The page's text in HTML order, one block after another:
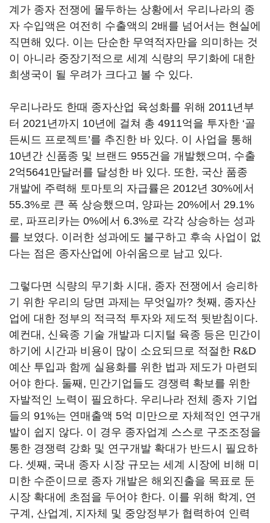
계가 종자 전쟁에 몰두하는 상황에서 우리나라의 종
자 수입액은 여전히 수출액의 2배를 넘어서는 현실에
직면해 있다. 이는 단순한 무역적자만을 의미하는 것
이 아니라 중장기적으로 세계 식량의 무기화에 대한
희생국이 될 우려가 크다고 볼 수 있다.
우리나라도 한때 종자산업 육성화를 위해 2011년부
터 2021년까지 10년에 걸쳐 총 4911억을 투자한 ‘골
든씨드 프로젝트’를 추진한 바 있다. 이 사업을 통해
10년간 신품종 및 브랜드 955건을 개발했으며, 수출
2억5641만달러를 달성한 바 있다. 또한, 국산 품종
개발에 주력해 토마토의 자급률은 2012년 30%에서
55.3%로 큰 폭 상승했으며, 양파는 20%에서 29.1%
로, 파프리카는 0%에서 6.3%로 각각 상승하는 성과
를 보였다. 이러한 성과에도 불구하고 후속 사업이 없
다는 점은 종자산업에 아쉬움으로 남고 있다.
그렇다면 식량의 무기화 시대, 종자 전쟁에서 승리하
기 위한 우리의 당면 과제는 무엇일까? 첫째, 종자산
업에 대한 정부의 적극적 투자와 제도적 뒷받침이다.
예컨대, 신육종 기술 개발과 디지털 육종 등은 민간이
하기에 시간과 비용이 많이 소요되므로 적절한 R&D
예산 투입과 함께 실용화를 위한 법과 제도가 마련되
어야 한다. 둘째, 민간기업들도 경쟁력 확보를 위한
자발적인 노력이 필요하다. 우리나라 전체 종자 기업
들의 91%는 연매출액 5억 미만으로 자체적인 연구개
발이 쉽지 않다. 이 경우 종자업계 스스로 구조조정을
통한 경쟁력 강화 및 연구개발 확대가 반드시 필요하
다. 셋째, 국내 종자 시장 규모는 세계 시장에 비해 미
미한 수준이므로 종자 개발은 해외진출을 목표로 둔
시장 확대에 초점을 두어야 한다. 이를 위해 학계, 연
구계, 산업계, 지자체 및 중앙정부가 협력하여 인력